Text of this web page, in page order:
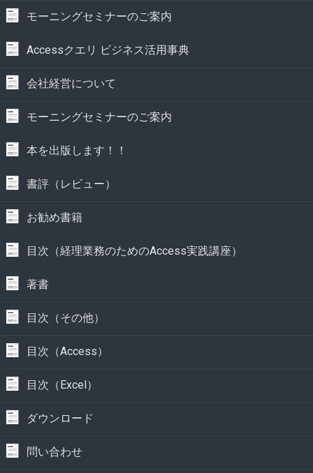
モーニングセミナーのご案内
Accessクエリ ビジネス活用事典
会社経営について
モーニングセミナーのご案内
本を出版します！！
書評（レビュー）
お勧め書籍
目次（経理業務のためのAccess実践講座）
著書
目次（その他）
目次（Access）
目次（Excel）
ダウンロード
問い合わせ